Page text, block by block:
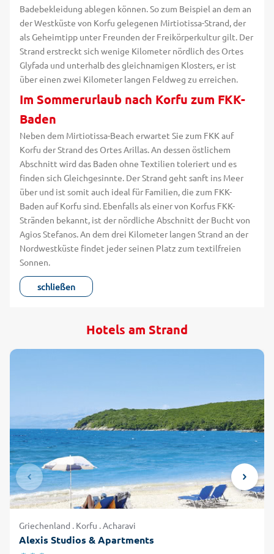
Badebekleidung ablegen können. So zum Beispiel an dem an
der Westküste von Korfu gelegenen Mirtiotissa-Strand, der
als Geheimtipp unter Freunden der Freikörperkultur gilt. Der
Strand erstreckt sich wenige Kilometer nördlich des Ortes
Glyfada und unterhalb des gleichnamigen Klosters, er ist
über einen zwei Kilometer langen Feldweg zu erreichen.
Im Sommerurlaub nach Korfu zum FKK-
Baden
Neben dem Mirtiotissa-Beach erwartet Sie zum FKK auf
Korfu der Strand des Ortes Arillas. An dessen östlichem
Abschnitt wird das Baden ohne Textilien toleriert und es
finden sich Gleichgesinnte. Der Strand geht sanft ins Meer
über und ist somit auch ideal für Familien, die zum FKK-
Baden auf Korfu sind. Ebenfalls als einer von Korfus FKK-
Stränden bekannt, ist der nördliche Abschnitt der Bucht von
Agios Stefanos. An dem drei Kilometer langen Strand an der
Nordwestküste findet jeder seinen Platz zum textilfreien
Sonnen.
schließen
Hotels am Strand
Griechenland . Korfu . Acharavi
Alexis Studios & Apartments